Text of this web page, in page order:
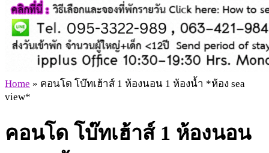
Home » คอนโด โบ๊ทเฮ้าส์ 1 ห้องนอน 1 ห้องน้ำ *ห้อง sea
view*
คอนโด โบ๊ทเฮ้าส์ 1 ห้องนอน